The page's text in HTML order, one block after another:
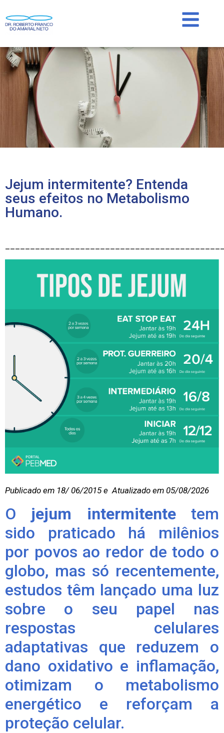
Jejum intermitente? Entenda
seus efeitos no Metabolismo
Humano.
Publicado em 18/ 06/2015 e Atualizado em 05/08/2026
O jejum intermitentetem
sido praticado há milênios
por povos ao redor de todo o
globo, mas só recentemente,
estudos têm lançado uma luz
sobre o seu papel nas
respostas celulares
adaptativas que reduzem o
dano oxidativo e inflamação,
otimizam o metabolismo
energético e reforçam a
proteção celular.